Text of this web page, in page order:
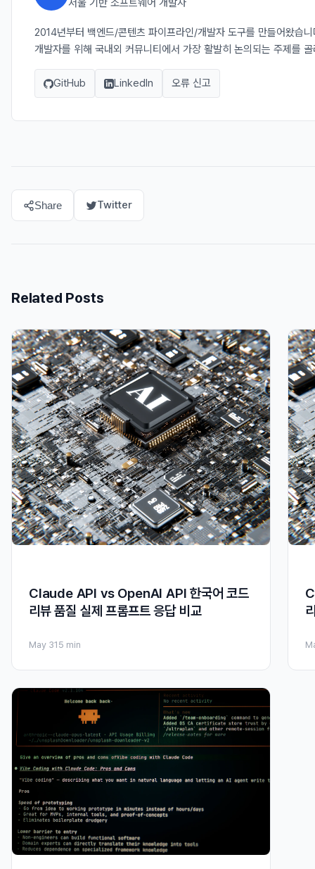
서울 기반 소프트웨어 개발자
2014년부터 백엔드/콘텐츠 파이프라인/개발자 도구를 만들어왔
개발자를 위해 국내외 커뮤니티에서 가장 활발히 논의되는 주제를
GitHub LinkedIn 오류 신고
Share Twitter
Related Posts
Claude API vs OpenAI API 한국어 코드
리뷰 품질 실제 프롬프트 응답 비교
May 31 5 min